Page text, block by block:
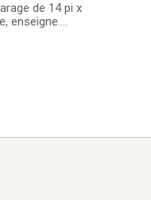
de 14 pi x
enseigne.